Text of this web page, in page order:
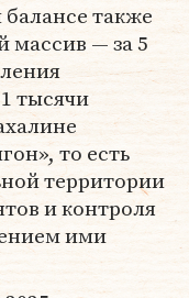
также
массив — за 5
тысячи
то есть
территории
и контроля
ими